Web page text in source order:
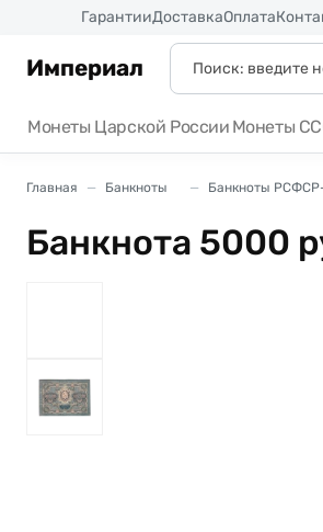
ГарантииДоставкаОплата
Империал
Монеты Царской России Монеты
Главная Банкноты Банкноты РСФСР-
Банкнота 5000